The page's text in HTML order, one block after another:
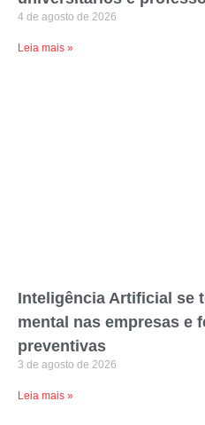
4 de agosto de 2026
Leia mais »
Inteligência Artificial se
mental nas empresas e
preventivas
3 de agosto de 2026
Leia mais »